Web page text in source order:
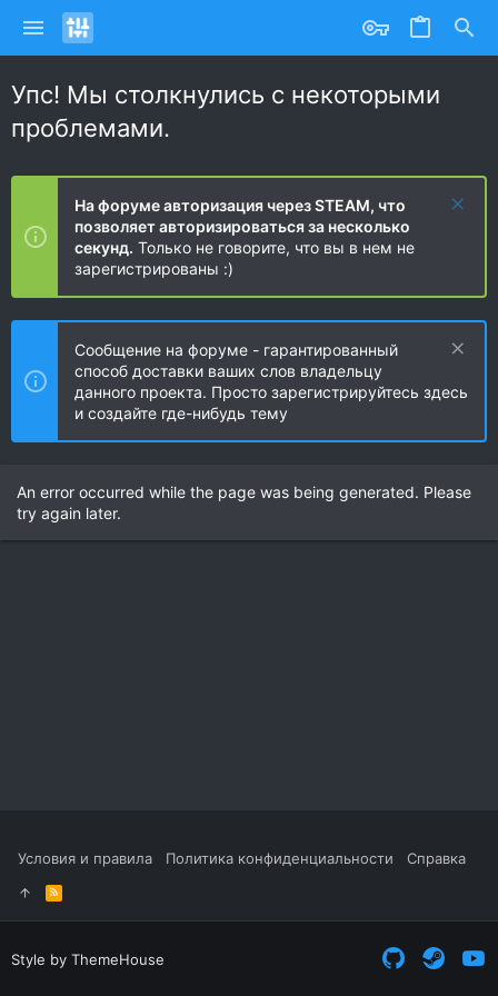
Упс! Мы столкнулись с некоторыми
проблемами.
На форуме авторизация через STEAM, что
позволяет авторизироваться за несколько
секунд. Только не говорите, что вы в нем не
зарегистрированы :)
Сообщение на форуме - гарантированный
способ доставки ваших слов владельцу
данного проекта. Просто зарегистрируйтесь здесь
и создайте где-нибудь тему
An error occurred while the page was being generated. Please
try again later.
Условия и правила Политика конфиденциальности Справка
R
S
S
Style by ThemeHouse